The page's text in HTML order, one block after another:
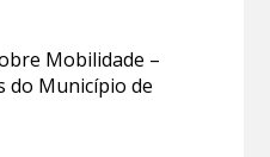
Mobilidade –
do Município de